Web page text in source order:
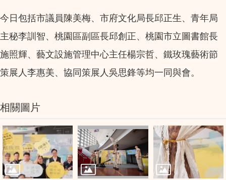
今日包括市議員陳美梅、市府文化局長邱正生、青年局
主秘李訓智、桃園區副區長邱創正、桃園市立圖書館長
施照輝、藝文設施管理中心主任楊宗哲、鐵玫瑰藝術節
策展人李惠美、協同策展人吳思鋒等均一同與會。
相關圖片